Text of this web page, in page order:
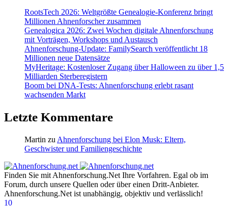
RootsTech 2026: Weltgrößte Genealogie-Konferenz bringt
Millionen Ahnenforscher zusammen
Genealogica 2026: Zwei Wochen digitale Ahnenforschung
mit Vorträgen, Workshops und Austausch
Ahnenforschung-Update: FamilySearch veröffentlicht 18
Millionen neue Datensätze
MyHeritage: Kostenloser Zugang über Halloween zu über 1,5
Milliarden Sterberegistern
Boom bei DNA-Tests: Ahnenforschung erlebt rasant
wachsenden Markt
Letzte Kommentare
Martin zu Ahnenforschung bei Elon Musk: Eltern,
Geschwister und Familiengeschichte
Finden Sie mit Ahnenforschung.Net Ihre Vorfahren. Egal ob im
Forum, durch unsere Quellen oder über einen Dritt-Anbieter.
Ahnenforschung.Net ist unabhängig, objektiv und verlässlich!
10